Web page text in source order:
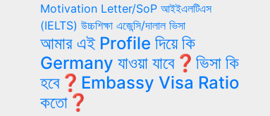
Motivation Letter/SoP আইইএলটিএস
(IELTS) উচ্চশিক্ষা এজেন্সি/দালাল ভিসা
আমার এই Profile দিয়ে কি
Germany যাওয়া যাবে❓ভিসা কি
হবে❓Embassy Visa Ratio
কতো❓